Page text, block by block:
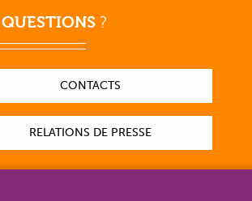
QUESTIONS?
CONTACTS
RELATIONS DE PRESSE